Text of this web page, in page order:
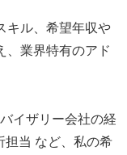
キル、希望年収や
、業界特有のアド
イザリー会社の経
担当 など、私の希